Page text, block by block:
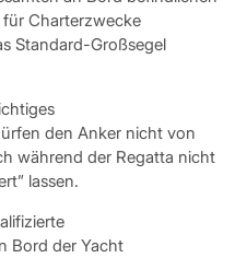
Charterzwecke
Standard-Großsegel
den Anker nicht von
während der Regatta nicht
lassen.
Bord der Yacht